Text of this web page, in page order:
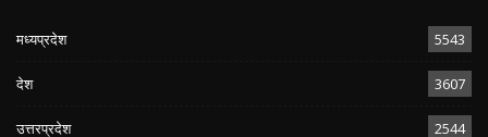
मध्यप्रदेश 5543
देश 3607
उत्तरप्रदेश 2544